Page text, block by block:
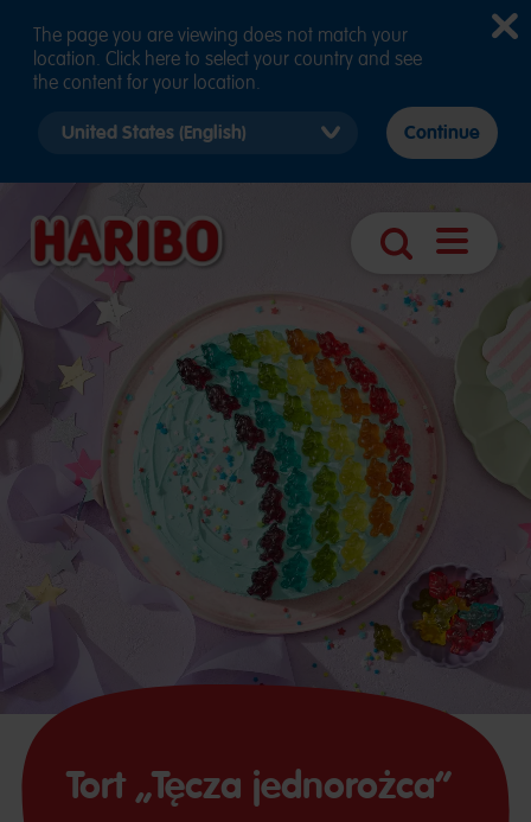
Tort „Tęcza jednorożca”
The page you are viewing does not match your
location. Click here to select your country and see
the content for your location.
country
Continue